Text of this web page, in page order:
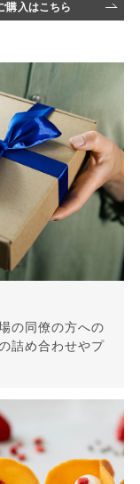
購入はこちら
の同僚の方への
詰め合わせやプ